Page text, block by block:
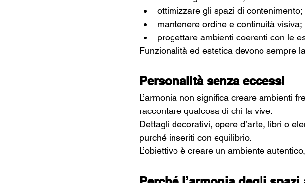
ottimizzare gli spazi di contenimento;
mantenere ordine e continuità visiva;
progettare ambienti coerenti con le
Funzionalità ed estetica devono sempre
Personalità senza eccessi
L’armonia non significa creare ambienti
raccontare qualcosa di chi la vive.
Dettagli decorativi, opere d’arte, libri o
purché inseriti con equilibrio.
L’obiettivo è creare un ambiente